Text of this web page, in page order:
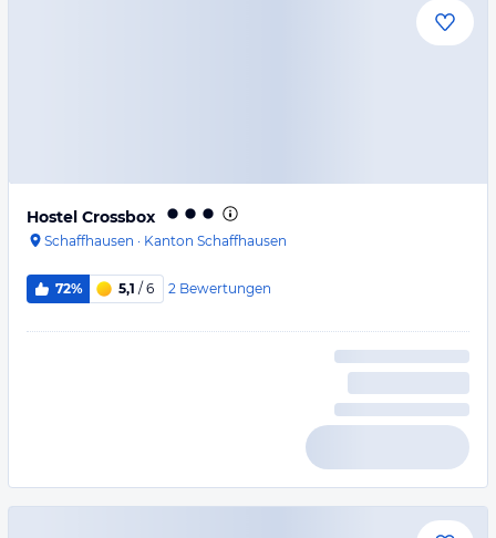
Hostel Crossbox
Schaffhausen · Kanton Schaffhausen
72% 5,1 / 6 2 Bewertungen